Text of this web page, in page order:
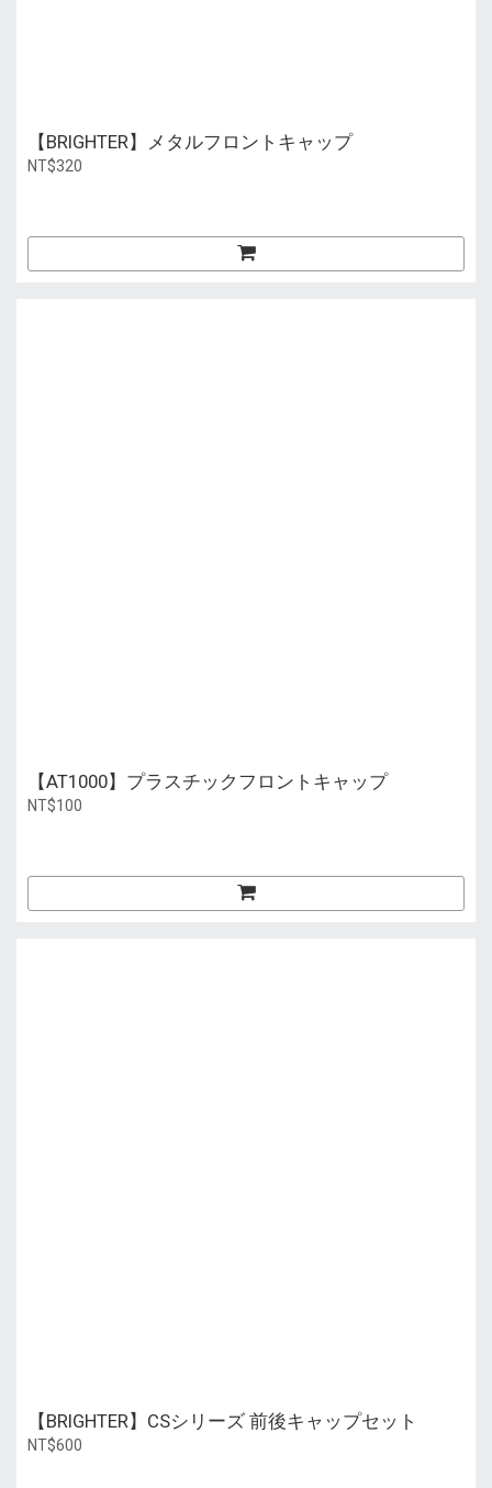
【BRIGHTER】メタルフロントキャップ
NT$320
【AT1000】プラスチックフロントキャップ
NT$100
【BRIGHTER】CSシリーズ 前後キャップセット
NT$600